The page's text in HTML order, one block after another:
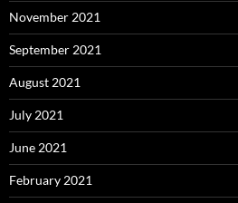
November 2021
September 2021
August 2021
July 2021
June 2021
February 2021